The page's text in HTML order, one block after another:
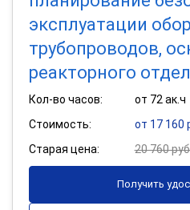
эксплуатации
трубопроводов,
реакторного
Кол-во часов:
от 72 ак.ч
Стоимость:
от 17 160
Старая цена:
20 760
Получить